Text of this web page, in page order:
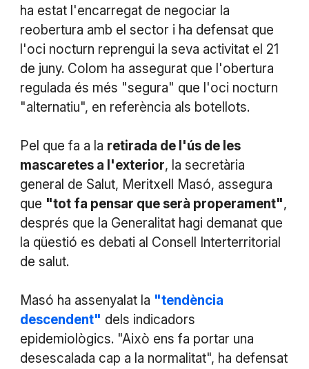
ha estat l'encarregat de negociar la
reobertura amb el sector i ha defensat que
l'oci nocturn reprengui la seva activitat el 21
de juny. Colom ha assegurat que l'obertura
regulada és més "segura" que l'oci nocturn
"alternatiu", en referència als botellots.
Pel que fa a la retirada de l'ús de les
mascaretes a l'exterior, la secretària
general de Salut, Meritxell Masó, assegura
que "tot fa pensar que serà properament",
després que la Generalitat hagi demanat que
la qüestió es debati al Consell Interterritorial
de salut.
Masó ha assenyalat la "tendència
descendent" dels indicadors
epidemiològics. "Això ens fa portar una
desescalada cap a la normalitat", ha defensat